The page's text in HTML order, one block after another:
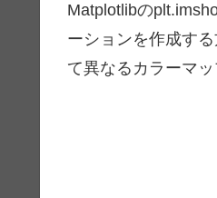
Matplotlibの
ーションを作成す
て異なるカラーマ